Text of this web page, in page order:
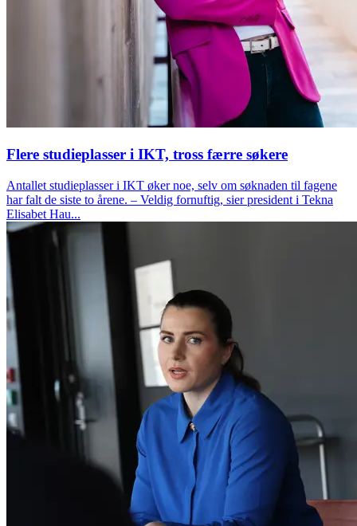
Flere studieplasser i IKT, tross færre søkere
Antallet studieplasser i IKT øker noe, selv om søknaden til fagene
har falt de siste to årene. – Veldig fornuftig, sier president i Tekna
Elisabet Hau...